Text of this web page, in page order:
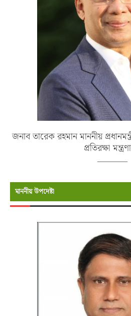
জনাব তারেক রহমান মাননীয়
প্রতিরক্ষা
মাননীয় উপদেষ্টা